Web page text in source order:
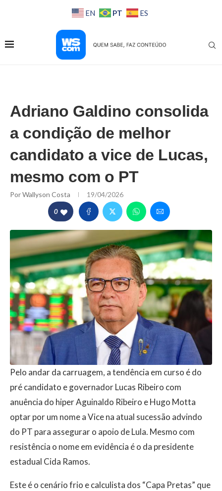
EN PT ES
Adriano Galdino consolida
a condição de melhor
candidato a vice de Lucas,
mesmo com o PT
PorWallyson Costa 19/04/2026
0
Pelo andar da carruagem, a tendência em curso é do
pré candidato e governador Lucas Ribeiro com
anuência do hiper Aguinaldo Ribeiro e Hugo Motta
optar por um nome a Vice na atual sucessão advindo
do PT para assegurar o apoio de Lula. Mesmo com
resistência o nome em evidência é o da presidente
estadual Cida Ramos.
Este é o cenário frio e calculista dos “Capa Pretas” que